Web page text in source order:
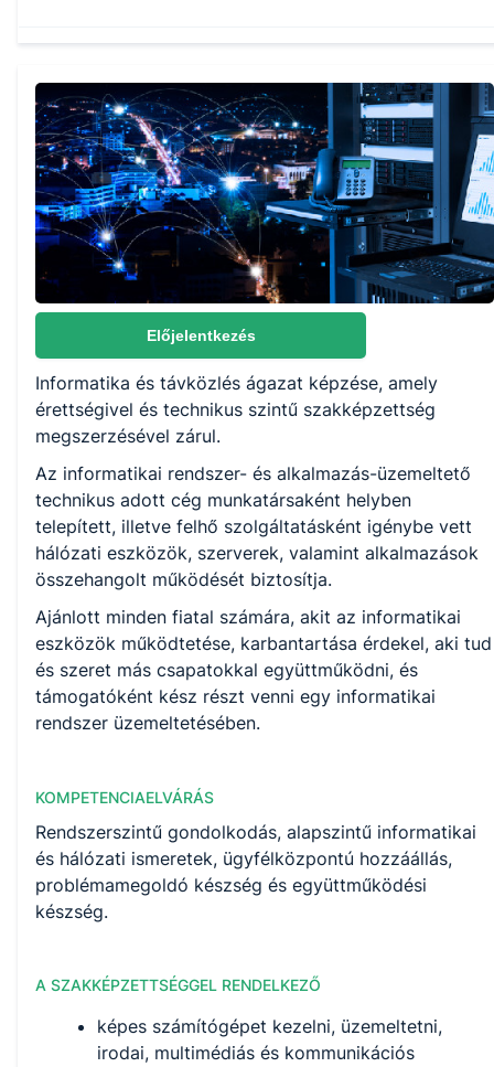
506121202
Képzés időtartama
5 év
Választható szakmairányok:
Nem válaszható
KKK/PTT
KKK letöltése (pdf)
Okleveles technikusképzés
Nem
Előjelentkezés
Informatika és távközlés ágazat képzése, amely
érettségivel és technikus szintű szakképzettség
megszerzésével zárul.
Az informatikai rendszer- és alkalmazás-üzemeltető
technikus adott cég munkatársaként helyben
telepített, illetve felhő szolgáltatásként igénybe vett
hálózati eszközök, szerverek, valamint alkalmazások
összehangolt működését biztosítja.
Ajánlott minden fiatal számára, akit az informatikai
eszközök működtetése, karbantartása érdekel, aki tud
és szeret más csapatokkal együttműködni, és
támogatóként kész részt venni egy informatikai
rendszer üzemeltetésében.
KOMPETENCIAELVÁRÁS
Rendszerszintű gondolkodás, alapszintű informatikai
és hálózati ismeretek, ügyfélközpontú hozzáállás,
problémamegoldó készség és együttműködési
készség.
A SZAKKÉPZETTSÉGGEL RENDELKEZŐ
képes számítógépet kezelni, üzemeltetni,
irodai, multimédiás és kommunikációs